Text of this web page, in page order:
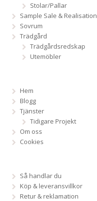
Stolar/Pallar
Sample Sale & Realisation
Sovrum
Trädgård
Trädgårdsredskap
Utemöbler
Hem
Blogg
Tjänster
Tidigare Projekt
Om oss
Cookies
Så handlar du
Köp & leveransvillkor
Retur & reklamation